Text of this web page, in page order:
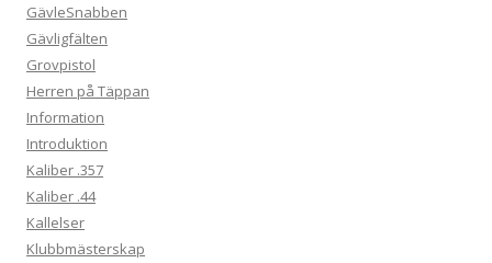
GävleSnabben
Gävligfälten
Grovpistol
Herren på Täppan
Information
Introduktion
Kaliber .357
Kaliber .44
Kallelser
Klubbmästerskap